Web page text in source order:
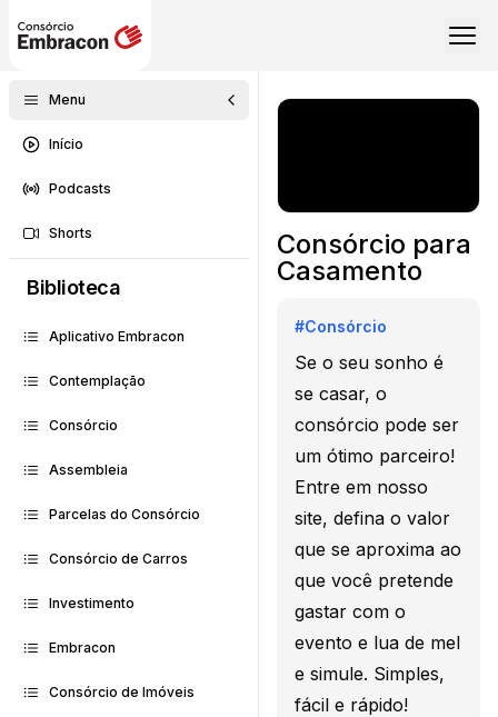
Menu
Início
Podcasts
Shorts
Biblioteca
Aplicativo Embracon
Contemplação
Consórcio
Assembleia
Parcelas do Consórcio
Consórcio de Carros
Investimento
Embracon
Consórcio de Imóveis
Consórcio para
Casamento
#Consórcio
Se o seu sonho é
se casar, o
consórcio pode ser
um ótimo parceiro!
Entre em nosso
site, defina o valor
que se aproxima ao
que você pretende
gastar com o
evento e lua de mel
e simule. Simples,
fácil e rápido!